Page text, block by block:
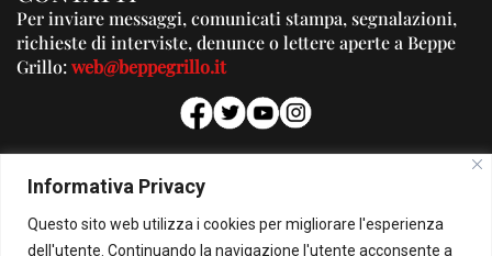
Informativa Privacy
Questo sito web utilizza i cookies per migliorare l'esperienza
dell'utente. Continuando la navigazione l'utente acconsente a
Per inviare messaggi, comunicati stampa, segnalazioni,
richieste di interviste, denunce o lettere aperte a Beppe
Grillo:web@beppegrillo.it
PUBBLICITA'
Per la tua pubblicità su questo Blog:
pubblicita@beppegrillo.it